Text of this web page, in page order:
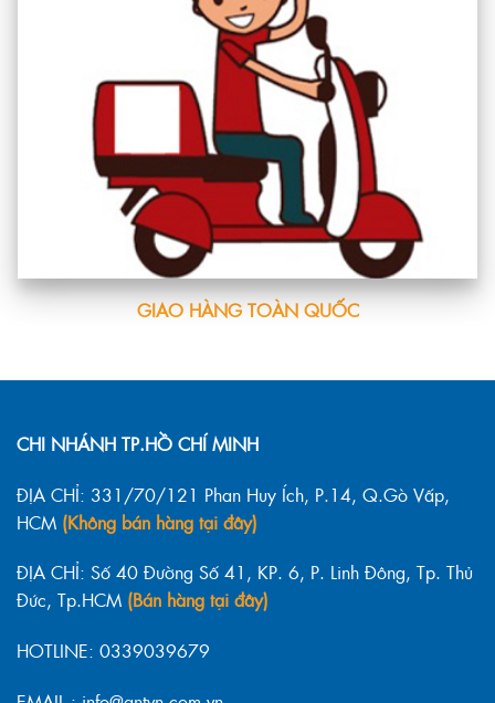
GIAO HÀNG TOÀN QUỐC
CHI NHÁNH TP.HỒ CHÍ MINH
ĐỊA CHỈ: 331/70/121 Phan Huy Ích, P.14, Q.Gò Vấp,
HCM (Không bán hàng tại đây)
ĐỊA CHỈ: Số 40 Đường Số 41, KP. 6, P. Linh Đông, Tp. Thủ
Đức, Tp.HCM (Bán hàng tại đây)
HOTLINE: 0339039679